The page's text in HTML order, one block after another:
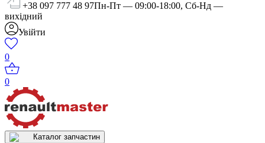
+38 097 777 48 97Пн-Пт — 09:00-18:00, Сб-Нд —
вихідний
Увійти
0
0
Каталог запчастин